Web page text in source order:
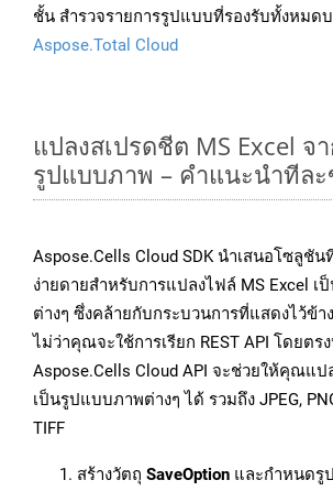
ชั้น สำรวจรายการรูปแบบที่รองรับทั้งหม
Aspose.Total Cloud
แปลงสเปรดชีต MS Excel จา
รูปแบบภาพ – คำแนะนำทีล
Aspose.Cells Cloud SDK นำเสนอโซลูชัน
ง่ายดายสำหรับการแปลงไฟล์ MS Excel เ
ต่างๆ ซึ่งคล้ายกับกระบวนการที่แสดงไว้ข้า
ไม่ว่าคุณจะใช้การเรียก REST API โดยตร
Aspose.Cells Cloud API จะช่วยให้คุณแป
เป็นรูปแบบภาพต่างๆ ได้ รวมถึง JPEG,
TIFF
สร้างวัตถุ SaveOption และกำหนดรู